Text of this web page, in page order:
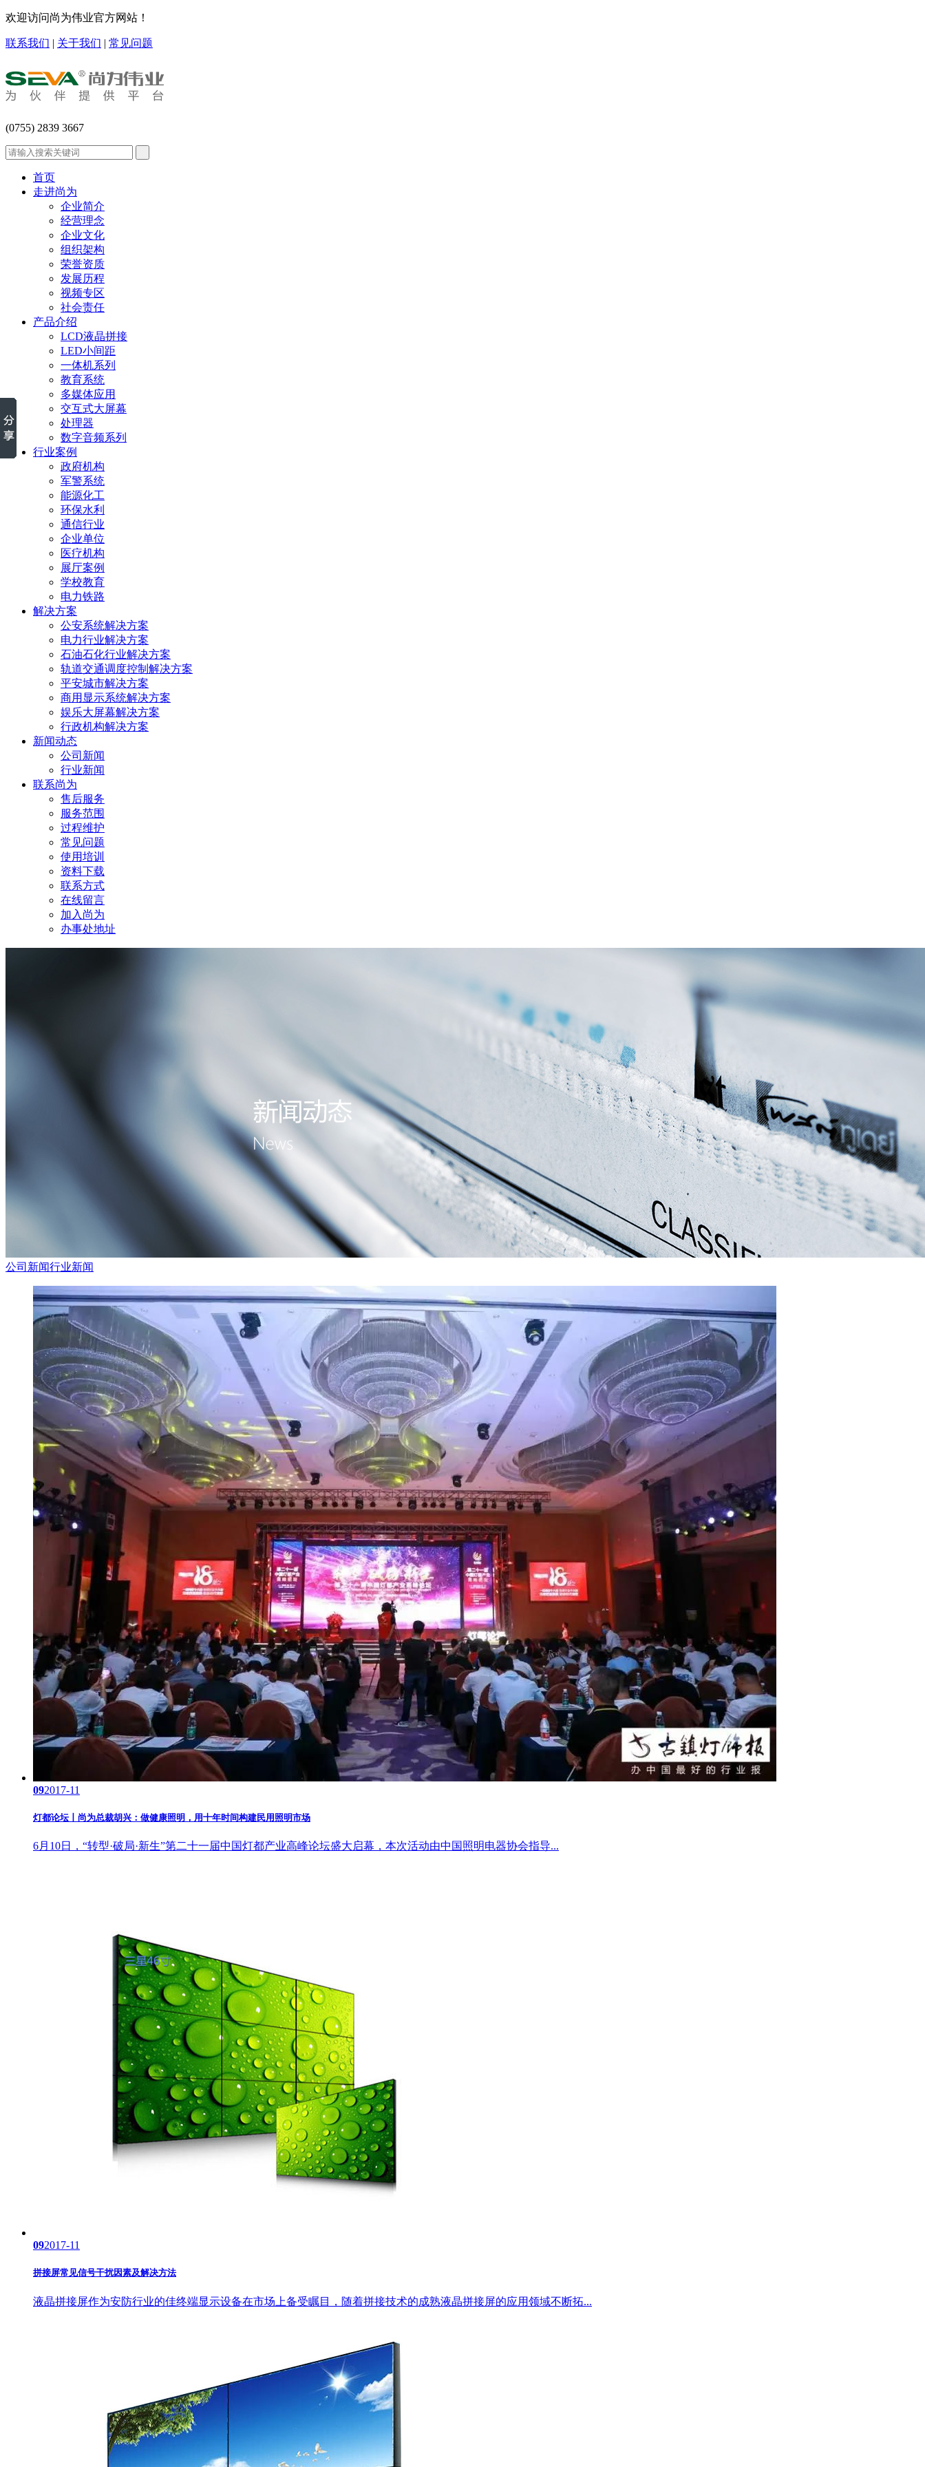
欢迎访问尚为伟业官方网站！
联系我们 | 关于我们 | 常见问题
(0755) 2839 3667
首页
走进尚为
企业简介
经营理念
企业文化
组织架构
荣誉资质
发展历程
视频专区
社会责任
产品介绍
LCD液晶拼接
LED小间距
一体机系列
教育系统
多媒体应用
交互式大屏幕
处理器
数字音频系列
行业案例
政府机构
军警系统
能源化工
环保水利
通信行业
企业单位
医疗机构
展厅案例
学校教育
电力铁路
解决方案
公安系统解决方案
电力行业解决方案
石油石化行业解决方案
轨道交通调度控制解决方案
平安城市解决方案
商用显示系统解决方案
娱乐大屏幕解决方案
行政机构解决方案
新闻动态
公司新闻
行业新闻
联系尚为
售后服务
服务范围
过程维护
常见问题
使用培训
资料下载
联系方式
在线留言
加入尚为
办事处地址
公司新闻行业新闻
092017-11
灯都论坛丨尚为总裁胡兴：做健康照明，用十年时间构建民用照明市场
6月10日，“转型·破局·新生”第二十一届中国灯都产业高峰论坛盛大启幕，本次活动由中国照明电器协会指导...
092017-11
拼接屏常见信号干扰因素及解决方法
液晶拼接屏作为安防行业的佳终端显示设备在市场上备受瞩目，随着拼接技术的成熟液晶拼接屏的应用领域不断拓...